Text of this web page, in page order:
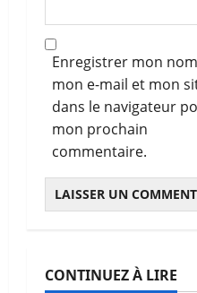
Enregistrer mon
mon e-mail et mon
dans le navigateur
mon prochain
commentaire.
CONTINUEZ À LIRE